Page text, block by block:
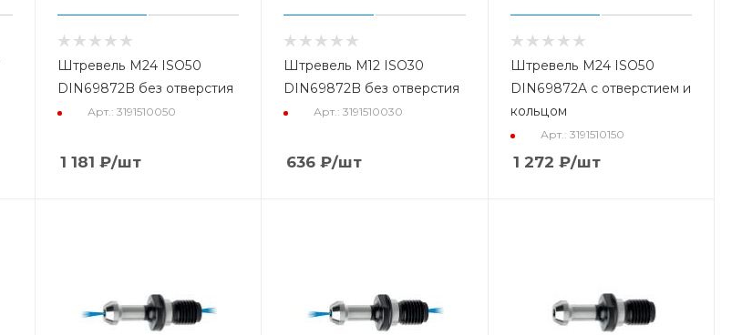
Штревель M24 ISO50
DIN69872B без отверстия
Арт.: 3191510050
1 181 ₽/шт
Штревель M12 ISO30
DIN69872B без отверстия
Арт.: 3191510030
636 ₽/шт
Штревель M24 ISO50
DIN69872A с отверстием и
кольцом
Арт.: 3191510150
1 272 ₽/шт